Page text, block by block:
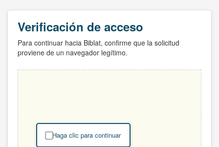
Verificación de acceso
Para continuar hacia Biblat, confirme que la solicitud
proviene de un navegador legítimo.
Haga clic para continuar